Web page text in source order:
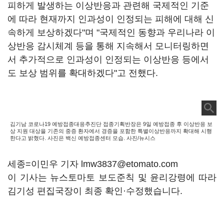
피하게 발생하는 이상반응과 관련해 국제적인 기준
에 따라 현재까지 인과성이 인정되는 피해에 대해 신
속하게 보상하겠다"며 "국제적인 동향과 우리나라 이
상반응 감시체계 등을 통해 지속해서 모니터링하면
서 추가적으로 인과성이 인정되는 이상반응 등에서
도 보상 범위를 확대하겠다"고 전했다.
김기남 코로나19 예방접종대응추진단 접종기획반장은 9일 예방접종 후 이상반응 보
상 지원 대상을 기존의 중증 환자에서 경증을 포함한 특별이상반응까지 확대해 시행
한다고 밝혔다. 사진은 백신 예방접종센터 모습. 사진/뉴시스
세종=이민우 기자 lmw3837@etomato.com
이 기사는 뉴스토마토 보도준칙 및 윤리강령에 따라
김기성 편집국장이 최종 확인·수정했습니다.